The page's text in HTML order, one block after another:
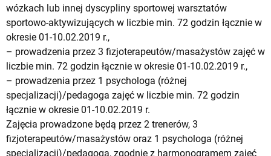
wózkach lub innej dyscypliny sportowej warsztatów
sportowo-aktywizujących w liczbie min. 72 godzin łącznie w
okresie 01-10.02.2019 r.,
– prowadzenia przez 3 fizjoterapeutów/masażystów zajęć w
liczbie min. 72 godzin łącznie w okresie 01-10.02.2019 r.,
– prowadzenia przez 1 psychologa (różnej
specjalizacji)/pedagoga zajęć w liczbie min. 72 godzin
łącznie w okresie 01-10.02.2019 r.
Zajęcia prowadzone będą przez 2 trenerów, 3
fizjoterapeutów/masażystów oraz 1 psychologa (różnej
specjalizacji)/pedagoga, zgodnie z harmonogramem zajęć